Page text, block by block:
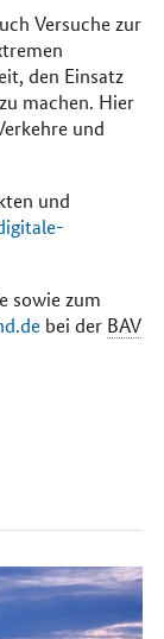
Versuche zur
den Einsatz
machen. Hier
und
und
sowie zum
bei der BAV